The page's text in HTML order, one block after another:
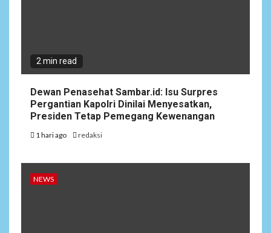
2 min read
Dewan Penasehat Sambar.id: Isu Surpres
Pergantian Kapolri Dinilai Menyesatkan,
Presiden Tetap Pemegang Kewenangan
1 hari ago redaksi
NEWS